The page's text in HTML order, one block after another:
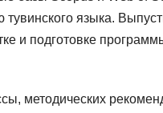
тувинского языка.
и подготовке
методических